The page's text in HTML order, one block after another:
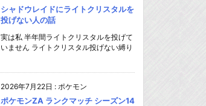
シャドウレイドにライトクリスタルを
投げない人の話
実は私 半年間ライトクリスタルを投げて
いません ライトクリスタル投げない縛り
2026年7月22日 : ポケモン
ポケモンZA ランクマッチ シーズン14